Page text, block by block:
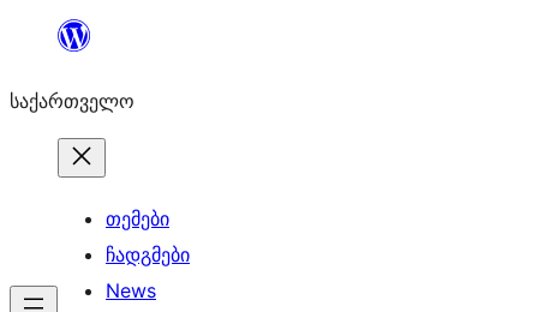
შიგთავსზე
საქართველო
თემები
ჩადგმები
News